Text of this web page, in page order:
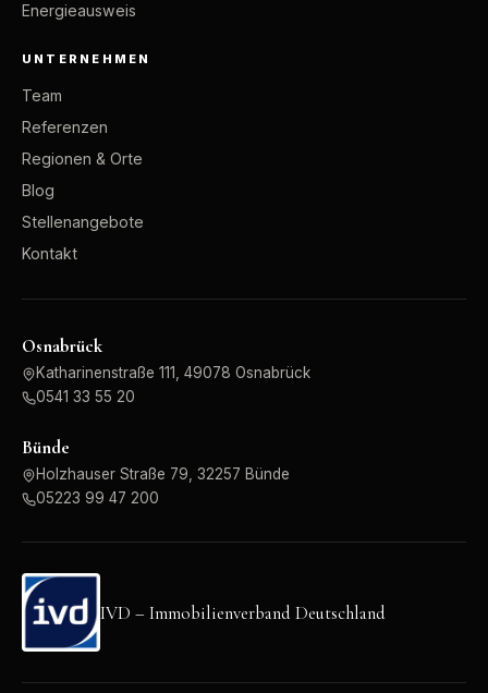
Energieausweis
UNTERNEHMEN
Team
Referenzen
Regionen & Orte
Blog
Stellenangebote
Kontakt
Osnabrück
Katharinenstraße 111, 49078 Osnabrück
0541 33 55 20
Bünde
Holzhauser Straße 79, 32257 Bünde
05223 99 47 200
IVD – Immobilienverband Deutschland